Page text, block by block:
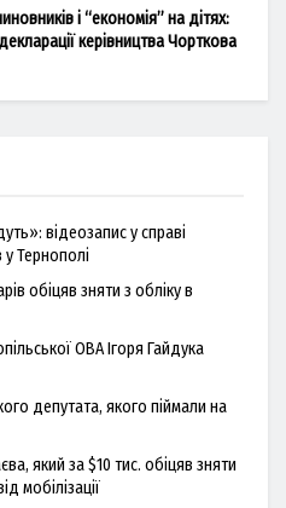
і “економія” на дітях:
керівництва Чорткова
відеозапис у справі
Тернополі
обіцяв зняти з обліку в
ОВА Ігоря Гайдука
депутата, якого піймали на
який за $10 тис. обіцяв зняти
мобілізації